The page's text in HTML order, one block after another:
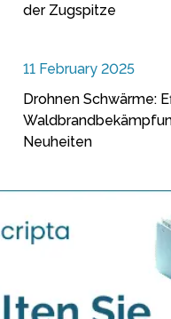
der Zugspitze
11 February 2025
Drohnen Schwärme:
Neuheiten